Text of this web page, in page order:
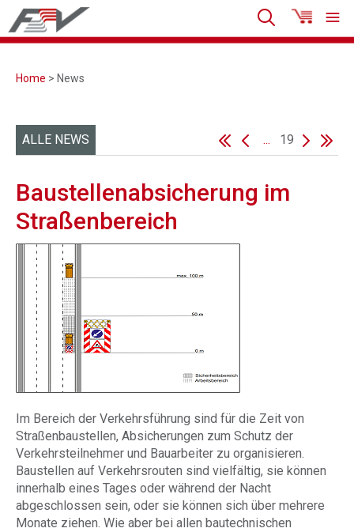
Home > News
ALLE NEWS ... 19
Baustellenabsicherung im
Straßenbereich
Im Bereich der Verkehrsführung sind für die Zeit von
Straßenbaustellen, Absicherungen zum Schutz der
Verkehrsteilnehmer und Bauarbeiter zu organisieren.
Baustellen auf Verkehrsrouten sind vielfältig, sie können
innerhalb eines Tages oder während der Nacht
abgeschlossen sein, oder sie können sich über mehrere
Monate ziehen. Wie aber bei allen bautechnischen